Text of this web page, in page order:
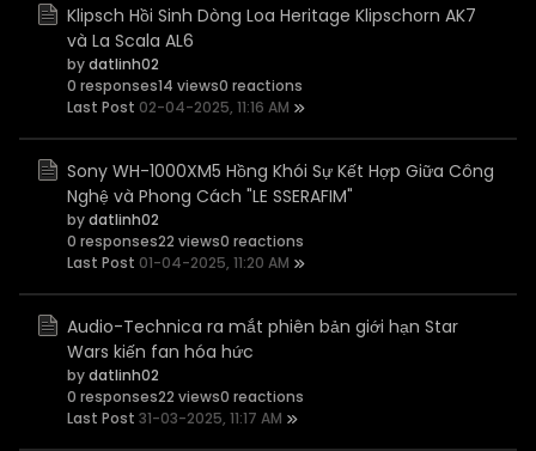
Klipsch Hồi Sinh Dòng Loa Heritage Klipschorn AK7
và La Scala AL6
bydatlinh02
0 responses14 views0 reactions
Last Post 02-04-2025, 11:16 AM
Sony WH-1000XM5 Hồng Khói Sự Kết Hợp Giữa Công
Nghệ và Phong Cách "LE SSERAFIM"
bydatlinh02
0 responses22 views0 reactions
Last Post 01-04-2025, 11:20 AM
Audio-Technica ra mắt phiên bản giới hạn Star
Wars kiến fan hóa hức
bydatlinh02
0 responses22 views0 reactions
Last Post 31-03-2025, 11:17 AM